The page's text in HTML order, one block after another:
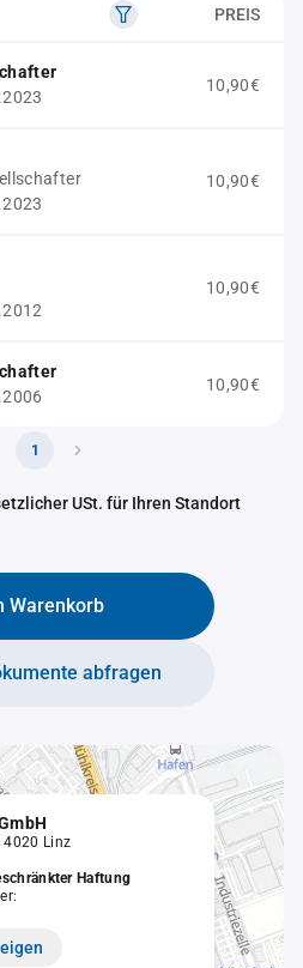
PREIS
10,90€
10,90€
10,90€
10,90€
1
USt. für Ihren Standort
Warenkorb
abfragen
4020 Linz
Haftung